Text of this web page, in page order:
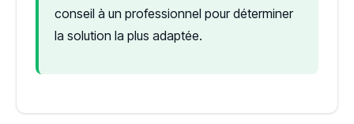
conseil à un professionnel pour déterminer
la solution la plus adaptée.